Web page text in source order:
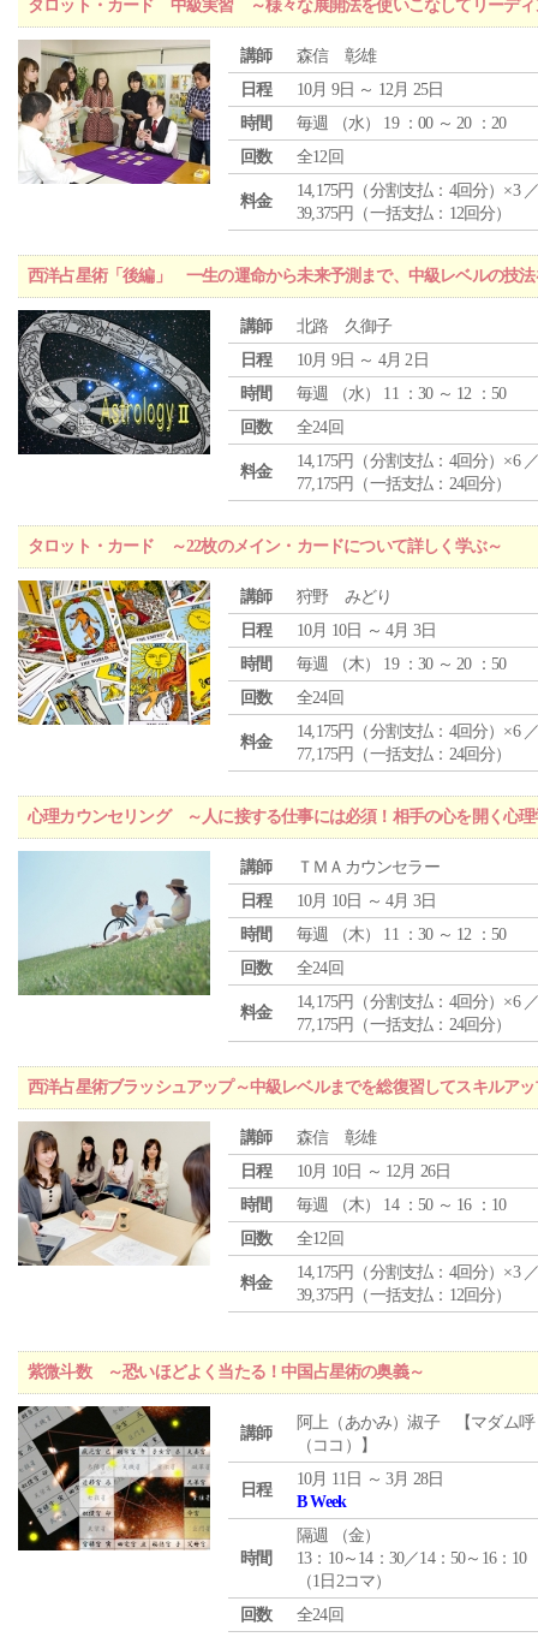
タロット・カード 中級実習 ～様々な展開法を使いこなしてリーディ
講師
森信 彰雄
日程
10月 9日 ～ 12月 25日
時間
毎週 （水） 19 ：00 ～ 20 ：20
回数
全12回
料金
14,175円（分割支払：4回分）×3
39,375円（一括支払：12回分）
西洋占星術「後編」 一生の運命から未来予測まで、中級レベルの技法
講師
北路 久御子
日程
10月 9日 ～ 4月 2日
時間
毎週 （水） 11 ：30 ～ 12 ：50
回数
全24回
料金
14,175円（分割支払：4回分）×6
77,175円（一括支払：24回分）
タロット・カード ～22枚のメイン・カードについて詳しく学ぶ～
講師
狩野 みどり
日程
10月 10日 ～ 4月 3日
時間
毎週 （木） 19 ：30 ～ 20 ：50
回数
全24回
料金
14,175円（分割支払：4回分）×6
77,175円（一括支払：24回分）
心理カウンセリング ～人に接する仕事には必須！相手の心を開く心理
講師
ＴＭＡカウンセラー
日程
10月 10日 ～ 4月 3日
時間
毎週 （木） 11 ：30 ～ 12 ：50
回数
全24回
料金
14,175円（分割支払：4回分）×6
77,175円（一括支払：24回分）
西洋占星術ブラッシュアップ～中級レベルまでを総復習してスキルア
講師
森信 彰雄
日程
10月 10日 ～ 12月 26日
時間
毎週 （木） 14 ：50 ～ 16 ：10
回数
全12回
料金
14,175円（分割支払：4回分）×3
39,375円（一括支払：12回分）
紫微斗数 ～恐いほどよく当たる！中国占星術の奥義～
講師
阿上（あかみ）淑子 【マダム呼
（ココ）】
日程
10月 11日 ～ 3月 28日
B Week
時間
隔週 （金）
13：10～14：30／14：50～16：10
（1日2コマ）
回数
全24回